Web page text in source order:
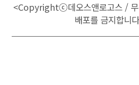
<Copyrightⓒ데오스앤로고스 /
배포를 금지합니